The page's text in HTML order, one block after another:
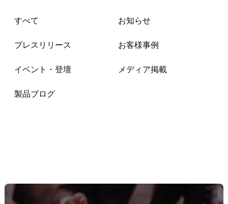
すべて お知らせ
プレスリリース お客様事例
イベント・登壇 メディア掲載
製品ブログ